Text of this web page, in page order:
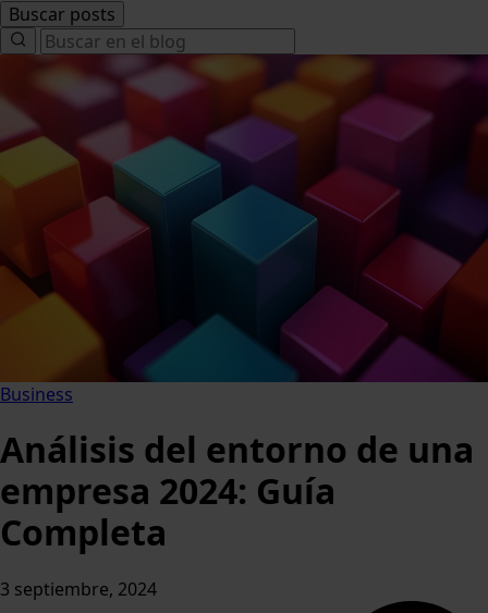
Buscar posts
Search
for:
Business
Análisis del entorno de una
empresa 2024: Guía
Completa
3 septiembre, 2024